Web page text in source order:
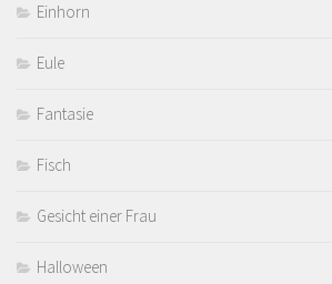
Einhorn
Eule
Fantasie
Fisch
Gesicht einer Frau
Halloween